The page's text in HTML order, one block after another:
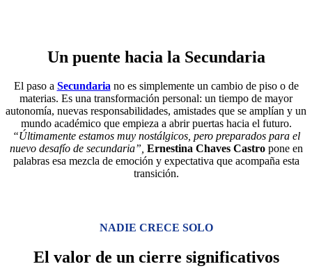
Un puente hacia la Secundaria
El paso a Secundariano es simplemente un cambio de piso o de
materias. Es una transformación personal: un tiempo de mayor
autonomía, nuevas responsabilidades, amistades que se amplían y un
mundo académico que empieza a abrir puertas hacia el futuro.
“Últimamente estamos muy nostálgicos, pero preparados para el
nuevo desafío de secundaria”, Ernestina Chaves Castropone en
palabras esa mezcla de emoción y expectativa que acompaña esta
transición.
NADIE CRECE SOLO
El valor de un cierre significativos